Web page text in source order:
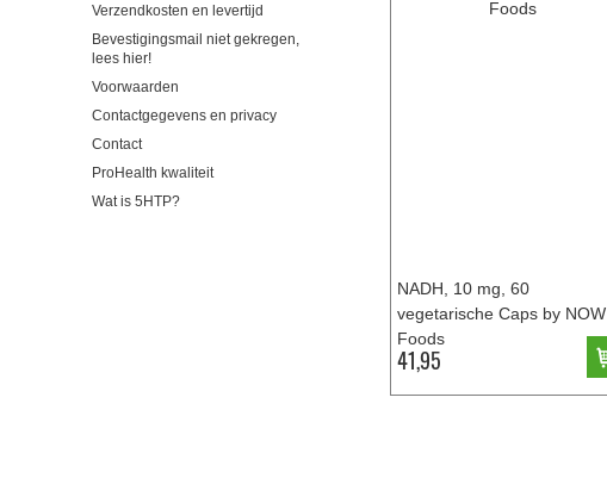
Verzendkosten en levertijd
Bevestigingsmail niet gekregen,
lees hier!
Voorwaarden
Contactgegevens en privacy
Contact
ProHealth kwaliteit
Wat is 5HTP?
NADH, 10 mg, 60
vegetarische Caps by NOW
Foods
41,95